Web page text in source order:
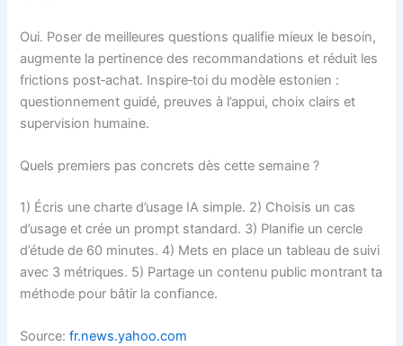
Oui. Poser de meilleures questions qualifie mieux le besoin,
augmente la pertinence des recommandations et réduit les
frictions post‑achat. Inspire‑toi du modèle estonien :
questionnement guidé, preuves à l’appui, choix clairs et
supervision humaine.
Quels premiers pas concrets dès cette semaine ?
1) Écris une charte d’usage IA simple. 2) Choisis un cas
d’usage et crée un prompt standard. 3) Planifie un cercle
d’étude de 60 minutes. 4) Mets en place un tableau de suivi
avec 3 métriques. 5) Partage un contenu public montrant ta
méthode pour bâtir la confiance.
Source:fr.news.yahoo.com